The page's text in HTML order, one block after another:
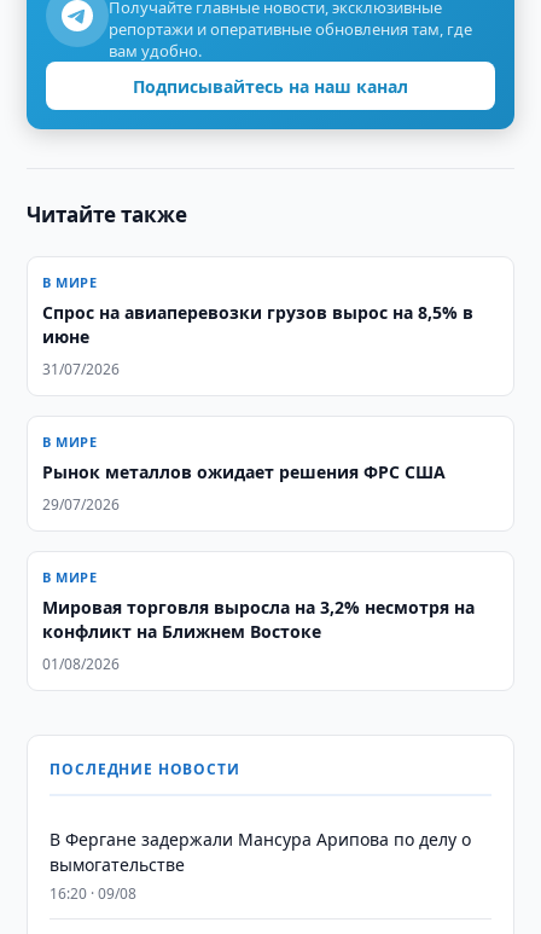
Получайте главные новости, эксклюзивные
репортажи и оперативные обновления там, где
вам удобно.
Подписывайтесь на наш канал
Читайте также
В МИРЕ
Спрос на авиаперевозки грузов вырос на 8,5% в
июне
31/07/2026
В МИРЕ
Рынок металлов ожидает решения ФРС США
29/07/2026
В МИРЕ
Мировая торговля выросла на 3,2% несмотря на
конфликт на Ближнем Востоке
01/08/2026
ПОСЛЕДНИЕ НОВОСТИ
В Фергане задержали Мансура Арипова по делу о
вымогательстве
16:20 · 09/08